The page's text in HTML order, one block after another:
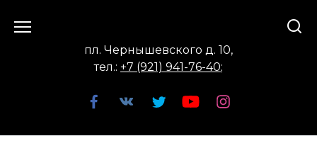
пл. Чернышевского д. 10,
тел.: +7 (921) 941-76-40;